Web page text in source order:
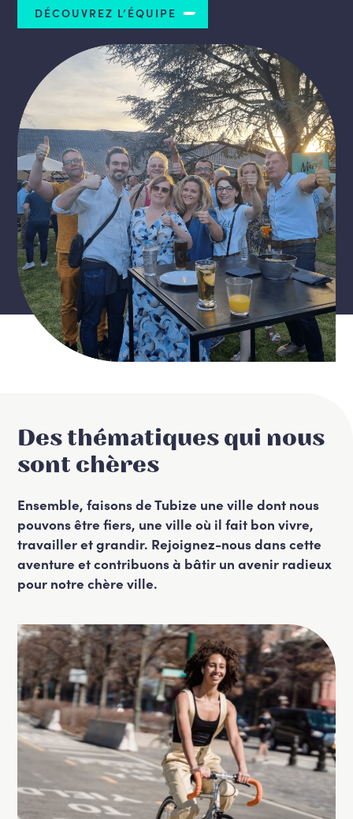
DÉCOUVREZ L’ÉQUIPE
Des thématiques qui nous
sont chères
Ensemble, faisons de Tubize une ville dont nous
pouvons être fiers, une ville où il fait bon vivre,
travailler et grandir. Rejoignez-nous dans cette
aventure et contribuons à bâtir un avenir radieux
pour notre chère ville.